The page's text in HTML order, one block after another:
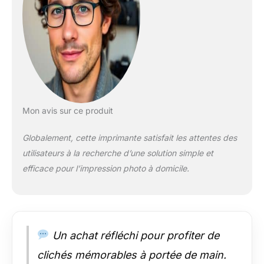
utilisation facile et
d'un lecteur de cartes
SD, SDHC et SDXC
intégré pour
l'impression directe
Imprimez sans fil
connectez-vous via
appareils intelligents,
ordinateurs et
Personnalisez vos
tampons, des filtres,
Mon avis sur ce produit
Globalement, cette imprimante satisfait les attentes des
utilisateurs à la recherche d’une solution simple et
efficace pour l’impression photo à domicile.
Un achat réfléchi pour profiter de
clichés mémorables à portée de main.